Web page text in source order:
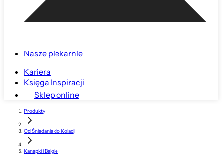
Nasze piekarnie
Kariera
Księga Inspiracji
Sklep online
Produkty
Od Śniadania do Kolacji
Kanapki i Bajgle